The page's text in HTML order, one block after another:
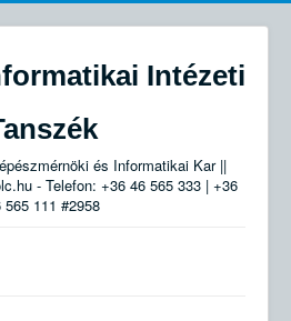
Intézeti
és Informatikai Kar ||
- Telefon: +36 46 565 333 | +36
565 111 #2958